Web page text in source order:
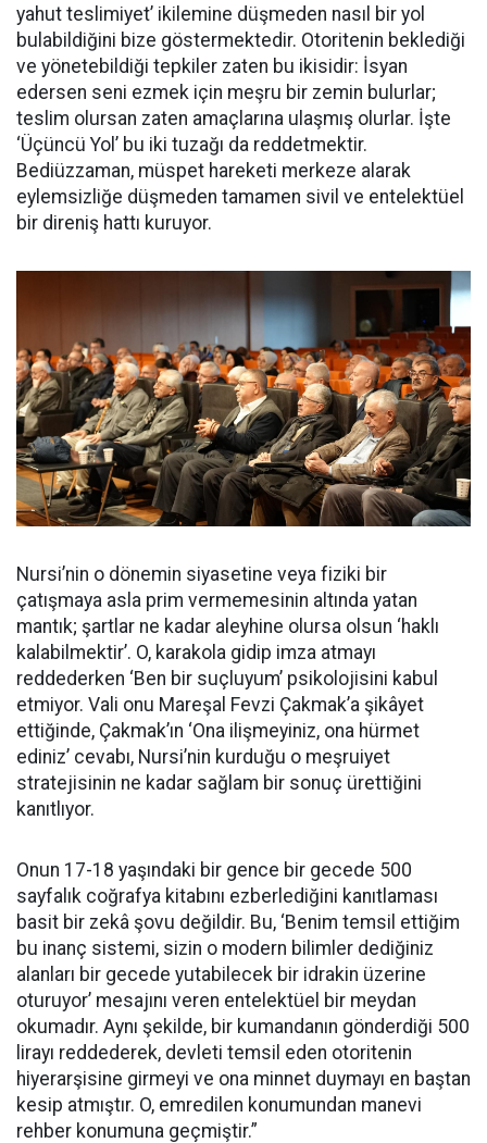
yahut teslimiyet’ ikilemine düşmeden nasıl bir yol
bulabildiğini bize göstermektedir. Otoritenin beklediği
ve yönetebildiği tepkiler zaten bu ikisidir: İsyan
edersen seni ezmek için meşru bir zemin bulurlar;
teslim olursan zaten amaçlarına ulaşmış olurlar. İşte
‘Üçüncü Yol’ bu iki tuzağı da reddetmektir.
Bediüzzaman, müspet hareketi merkeze alarak
eylemsizliğe düşmeden tamamen sivil ve entelektüel
bir direniş hattı kuruyor.
Nursi’nin o dönemin siyasetine veya fiziki bir
çatışmaya asla prim vermemesinin altında yatan
mantık; şartlar ne kadar aleyhine olursa olsun ‘haklı
kalabilmektir’. O, karakola gidip imza atmayı
reddederken ‘Ben bir suçluyum’ psikolojisini kabul
etmiyor. Vali onu Mareşal Fevzi Çakmak’a şikâyet
ettiğinde, Çakmak’ın ‘Ona ilişmeyiniz, ona hürmet
ediniz’ cevabı, Nursi’nin kurduğu o meşruiyet
stratejisinin ne kadar sağlam bir sonuç ürettiğini
kanıtlıyor.
Onun 17-18 yaşındaki bir gence bir gecede 500
sayfalık coğrafya kitabını ezberlediğini kanıtlaması
basit bir zekâ şovu değildir. Bu, ‘Benim temsil ettiğim
bu inanç sistemi, sizin o modern bilimler dediğiniz
alanları bir gecede yutabilecek bir idrakin üzerine
oturuyor’ mesajını veren entelektüel bir meydan
okumadır. Aynı şekilde, bir kumandanın gönderdiği 500
lirayı reddederek, devleti temsil eden otoritenin
hiyerarşisine girmeyi ve ona minnet duymayı en baştan
kesip atmıştır. O, emredilen konumundan manevi
rehber konumuna geçmiştir.”